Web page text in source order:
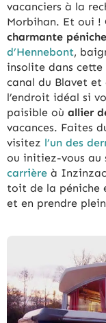
vacanciers à la
Morbihan. Et oui !
charmante
d’Hennebont,
insolite dans
canal du Blavet et
l’endroit idéal si
paisible où allier
vacances. Faites
visitez l’un des
ou initiez-vous au
carrière à
toit de la péniche
et en prendre